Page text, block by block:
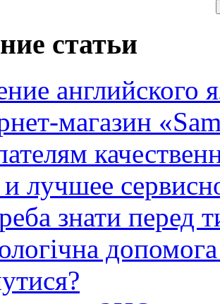
статьи
английского
магазин
лучшее
знати перед